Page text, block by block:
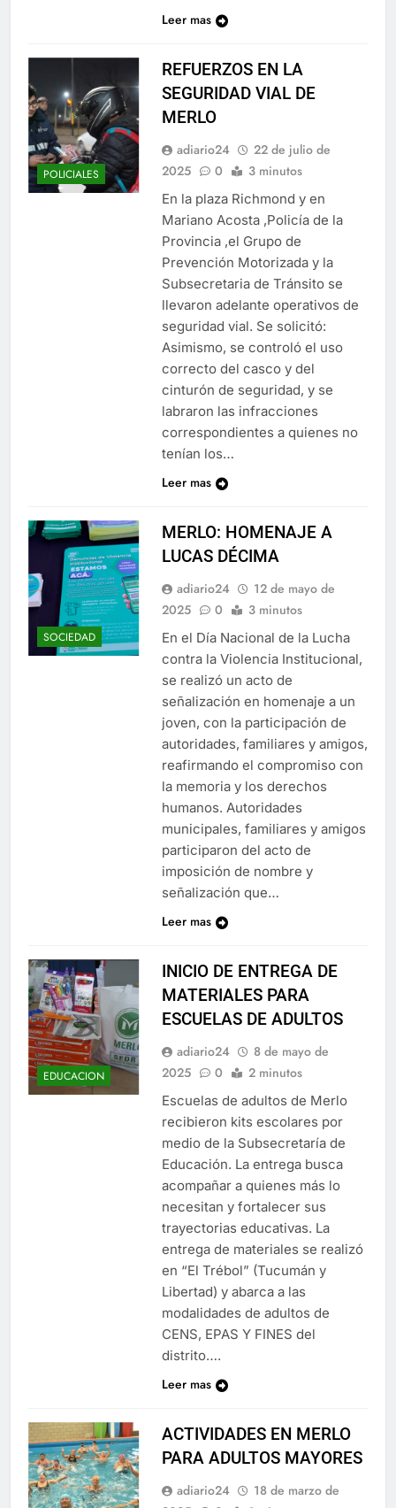
Leer mas
POLICIALES
REFUERZOS EN LA
SEGURIDAD VIAL DE
MERLO
adiario24
22 de julio de
2025
0 3 minutos
En la plaza Richmond y en
Mariano Acosta ,Policía de la
Provincia ,el Grupo de
Prevención Motorizada y la
Subsecretaria de Tránsito se
llevaron adelante operativos de
seguridad vial. Se solicitó:
Asimismo, se controló el uso
correcto del casco y del
cinturón de seguridad, y se
labraron las infracciones
correspondientes a quienes no
tenían los…
Leer mas
SOCIEDAD
MERLO: HOMENAJE A
LUCAS DÉCIMA
adiario24
12 de mayo de
2025
0 3 minutos
En el Día Nacional de la Lucha
contra la Violencia Institucional,
se realizó un acto de
señalización en homenaje a un
joven, con la participación de
autoridades, familiares y amigos,
reafirmando el compromiso con
la memoria y los derechos
humanos. Autoridades
municipales, familiares y amigos
participaron del acto de
imposición de nombre y
señalización que…
Leer mas
EDUCACION
INICIO DE ENTREGA DE
MATERIALES PARA
ESCUELAS DE ADULTOS
adiario24
8 de mayo de
2025
0 2 minutos
Escuelas de adultos de Merlo
recibieron kits escolares por
medio de la Subsecretaría de
Educación. La entrega busca
acompañar a quienes más lo
necesitan y fortalecer sus
trayectorias educativas. La
entrega de materiales se realizó
en “El Trébol” (Tucumán y
Libertad) y abarca a las
modalidades de adultos de
CENS, EPAS Y FINES del
distrito….
Leer mas
ACTIVIDADES EN MERLO
PARA ADULTOS MAYORES
adiario24
18 de marzo de